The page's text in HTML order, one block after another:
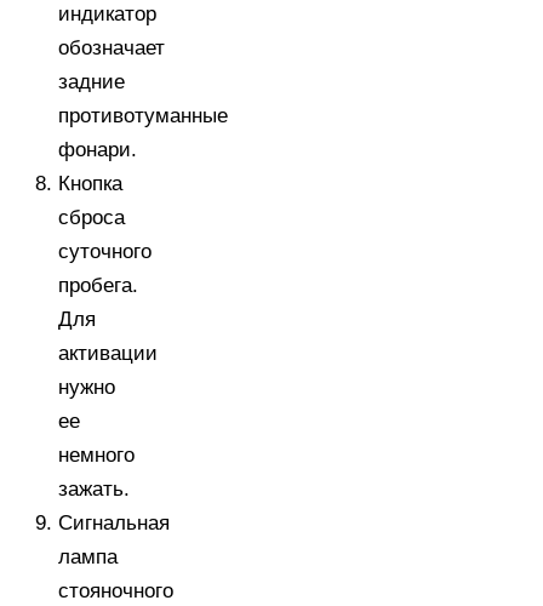
индикатор
обозначает
задние
противотуманные
фонари.
Кнопка
сброса
суточного
пробега.
Для
активации
нужно
ее
немного
зажать.
Сигнальная
лампа
стояночного